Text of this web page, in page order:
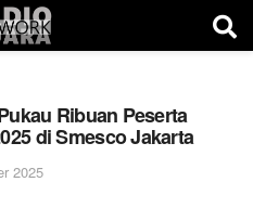
Ribuan Peserta
di Smesco Jakarta
2025